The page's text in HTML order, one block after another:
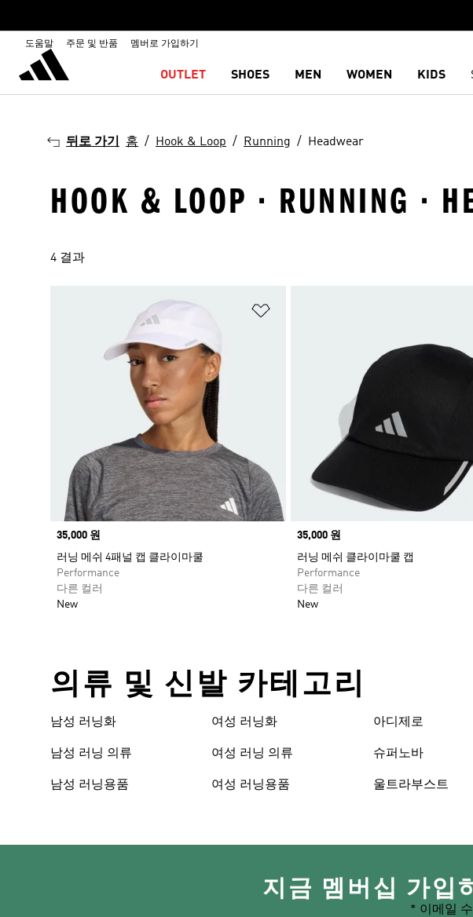
도움말 주문 및 반품 멤버로 가입하기
OUTLET SHOES MEN WOMEN KIDS
뒤로 가기 홈 Hook & Loop Running Headwear
HOOK & LOOP · RUNNING ·
4 결과
Price
35,000 원
러닝 메쉬 4패널 캡 클라이마쿨
Performance
다른 컬러
New
Price
35,000 원
러닝 메쉬 클라이마쿨 캡
Performance
다른 컬러
New
의류 및 신발 카테고리
남성 러닝화
남성 러닝 의류
남성 러닝용품
여성 러닝화
여성 러닝 의류
여성 러닝용품
아디제로
슈퍼노바
울트라부스트
지금 멤버십 가입
* 이메일